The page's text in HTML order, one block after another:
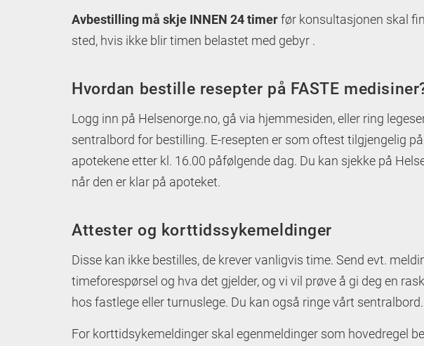
Avbestilling må skje INNEN 24 timerfør konsultasjonen skal
sted, hvis ikke blir timen belastet med gebyr .
Hvordan bestille resepter på FASTE
Logg inn på Helsenorge.no, gå via hjemmesiden, eller ring
sentralbord for bestilling. E-resepten er som oftest tilgjengelig på
apotekene etter kl. 16.00 påfølgende dag. Du kan sjekke på
når den er klar på apoteket.
Attester og korttidssykemeldinger
Disse kan ikke bestilles, de krever vanligvis time. Send evt.
timeforespørsel og hva det gjelder, og vi vil prøve å gi deg en
hos fastlege eller turnuslege. Du kan også ringe vårt sentralbord.
For korttidsykemeldinger skal egenmeldinger som hovedregel